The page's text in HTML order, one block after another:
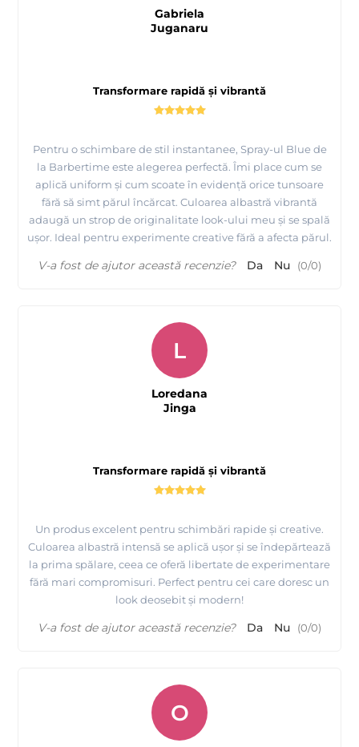
Transformare rapidă și vibrantă
Pentru o schimbare de stil instantanee, Spray-ul Blue de
la Barbertime este alegerea perfectă. Îmi place cum se
aplică uniform și cum scoate în evidență orice tunsoare
fără să simt părul încărcat. Culoarea albastră vibrantă
adaugă un strop de originalitate look-ului meu și se spală
ușor. Ideal pentru experimente creative fără a afecta părul.
Gabriela
Juganaru
V-a fost de ajutor această recenzie? Da Nu (0/0)
Transformare rapidă și vibrantă
Un produs excelent pentru schimbări rapide și creative.
Culoarea albastră intensă se aplică ușor și se îndepărtează
la prima spălare, ceea ce oferă libertate de experimentare
fără mari compromisuri. Perfect pentru cei care doresc un
look deosebit și modern!
L
Loredana
Jinga
V-a fost de ajutor această recenzie? Da Nu (0/0)
O